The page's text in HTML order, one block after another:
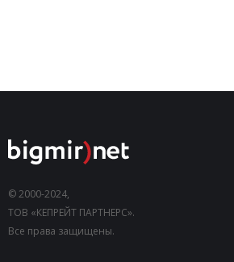
© 2000-2024,
ТОВ «КЕПРЕЙТ ПАРТНЕРС».
Все права защищены.